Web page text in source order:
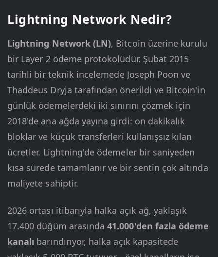
Lightning Network Nedir?
Lightning Network (LN), Bitcoin üzerine kurulu
bir Layer 2 ödeme protokolüdür. Şubat 2015
tarihli bir teknik incelemede Joseph Poon ve
Thaddeus Dryja tarafından önerildi ve Bitcoin'in
günlük ödemelerdeki iki sınırını çözmek için
2018'de ana ağda yayına girdi: on dakikalık
bloklar ve küçük transferleri kullanışsız kılan
ücretler. Lightning'de ödemeler bir saniyeden
kısa sürede tamamlanır ve bir sentin çok altında
maliyete sahiptir.
2026 ortası itibarıyla halka açık ağ, yaklaşık
17.400 düğüm arasında41.000'den fazla ödeme
kanalı barındırıyor, halka açık kapasitede